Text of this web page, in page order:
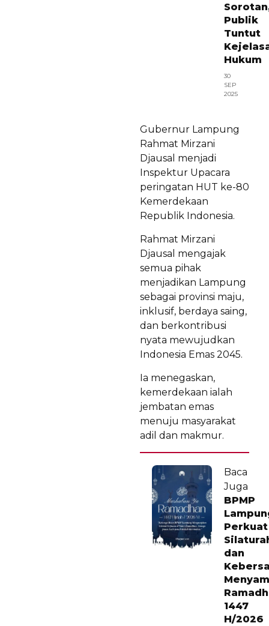
Publik
Tuntut
Hukum
30
SEP
2025
Gubernur Lampung
Rahmat Mirzani
Djausal menjadi
Inspektur Upacara
peringatan HUT ke-80
Kemerdekaan
Republik Indonesia.
Rahmat Mirzani
Djausal mengajak
semua pihak
menjadikan Lampung
sebagai provinsi maju,
inklusif, berdaya saing,
dan berkontribusi
nyata mewujudkan
Indonesia Emas 2045.
Ia menegaskan,
kemerdekaan ialah
jembatan emas
menuju masyarakat
adil dan makmur.
Baca
Juga
BPMP
Perkuat
dan
1447
H/2026